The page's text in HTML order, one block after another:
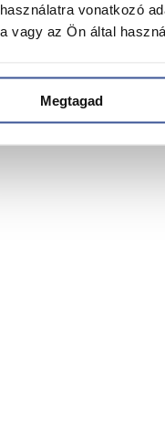
vonatkozó
vagy az Ön által
Megtagad